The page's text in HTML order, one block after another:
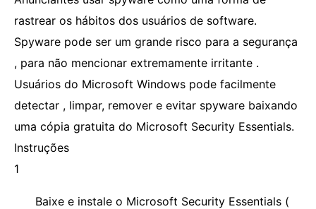
rastrear os hábitos dos usuários de software.
Spyware pode ser um grande risco para a segurança
, para não mencionar extremamente irritante .
Usuários do Microsoft Windows pode facilmente
detectar , limpar, remover e evitar spyware baixando
uma cópia gratuita do Microsoft Security Essentials.
Instruções
1
Baixe e instale o Microsoft Security Essentials (